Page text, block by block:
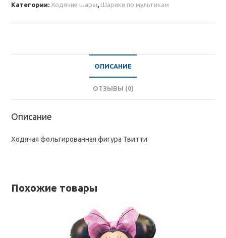
Категории: Ходячие шары, Шарики по мультикам
ОПИСАНИЕ
ОТЗЫВЫ (0)
Описание
Ходячая фольгированная фигура Твитти
Похожие товары